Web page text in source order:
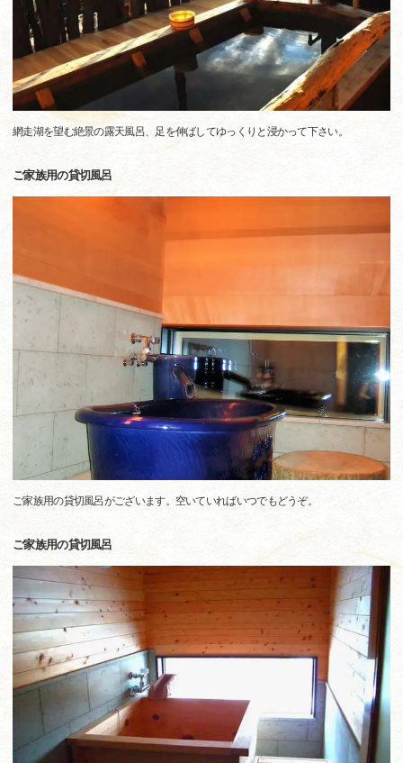
網走湖を望む絶景の露天風呂、足を伸ばしてゆっくりと浸かって下さい。
ご家族用の貸切風呂
ご家族用の貸切風呂がございます。空いていればいつでもどうぞ。
ご家族用の貸切風呂